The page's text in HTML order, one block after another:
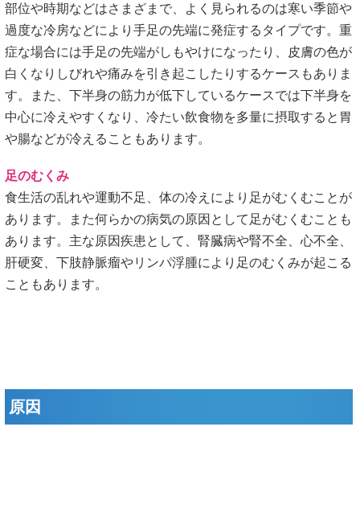
部位や時期などはさまざまで、よく見られるのは寒い季節や
過度な冷房などにより手足の先端に発症するタイプです。重
症な場合には手足の先端がしもやけになったり、皮膚の色が
白くなりしびれや痛みを引き起こしたりするケースもありま
す。また、下半身の筋力が低下しているケースでは下半身を
中心に冷えやすくなり、冷たい飲食物を多量に摂取すると胃
や腸などが冷えることもあります。
足のむくみ
食生活の乱れや運動不足、体の冷えにより足がむくむことが
あります。また何らかの病気の原因として足がむくむことも
あります。主な原因疾患として、腎臓病や腎不全、心不全、
肝硬変、下肢静脈瘤やリンパ浮腫により足のむくみが起こる
こともあります。
原因